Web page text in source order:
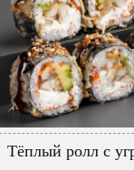
Тёплый ролл с